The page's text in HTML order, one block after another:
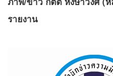
รายงาน